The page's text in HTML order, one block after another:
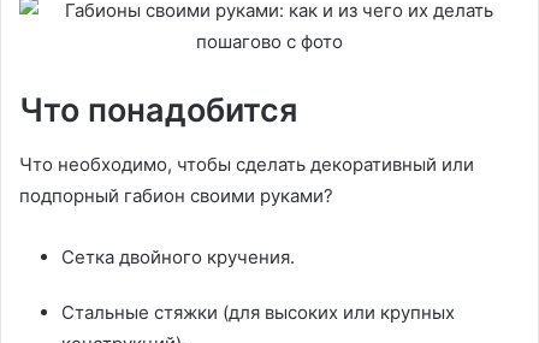
Что понадобится
Что необходимо, чтобы сделать декоративный или
подпорный габион своими руками?
Сетка двойного кручения.
Стальные стяжки (для высоких или крупных